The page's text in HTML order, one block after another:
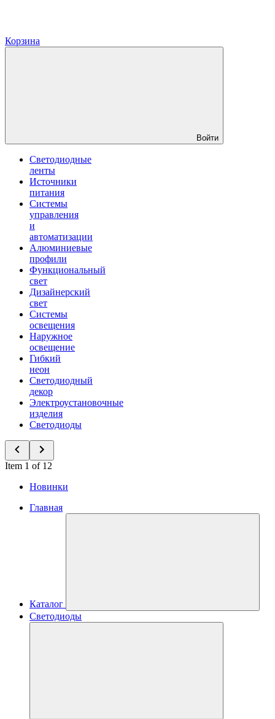
Корзина
Войти
Светодиодные
ленты
Источники
питания
Системы
управления
и
автоматизации
Алюминиевые
профили
Функциональный
свет
Дизайнерский
свет
Системы
освещения
Наружное
освещение
Гибкий
неон
Светодиодный
декор
Электроустановочные
изделия
Светодиоды
Item 1 of 12
Новинки
Главная
Каталог
Светодиоды